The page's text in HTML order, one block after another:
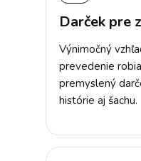
Darček pre
Výnimočný
prevedenie
premyslený
histórie aj šachu.